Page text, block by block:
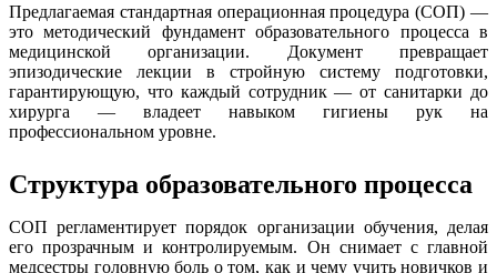
Предлагаемая стандартная операционная процедура (СОП) —
это методический фундамент образовательного процесса в
медицинской организации. Документ превращает
эпизодические лекции в стройную систему подготовки,
гарантирующую, что каждый сотрудник — от санитарки до
хирурга — владеет навыком гигиены рук на
профессиональном уровне.
Структура образовательного процесса
СОП регламентирует порядок организации обучения, делая
его прозрачным и контролируемым. Он снимает с главной
медсестры головную боль о том, как и чему учить новичков и